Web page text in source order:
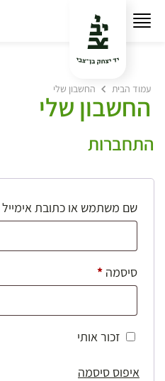
עמוד הבית החשבון שלי
החשבון שלי
התחברות
שם משתמש או כתובת אימייל
סיסמה *חובה
זכור אותי
איפוס סיסמה